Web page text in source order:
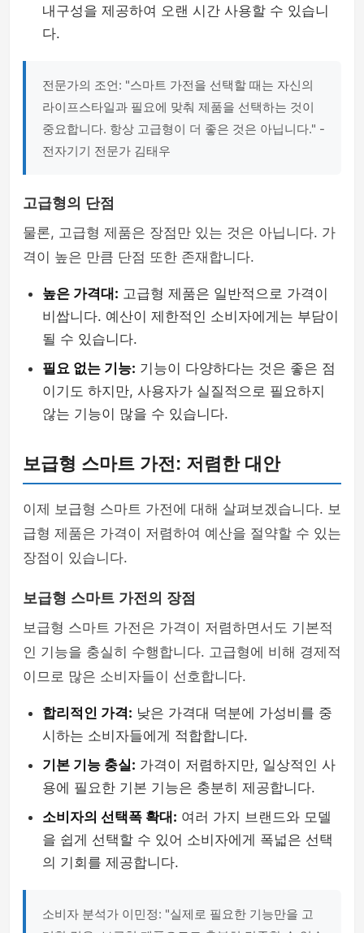
내구성을 제공하여 오랜 시간 사용할 수 있습니
다.
전문가의 조언: "스마트 가전을 선택할 때는 자신의
라이프스타일과 필요에 맞춰 제품을 선택하는 것이
중요합니다. 항상 고급형이 더 좋은 것은 아닙니다." -
전자기기 전문가 김태우
고급형의 단점
물론, 고급형 제품은 장점만 있는 것은 아닙니다. 가
격이 높은 만큼 단점 또한 존재합니다.
높은 가격대: 고급형 제품은 일반적으로 가격이
비쌉니다. 예산이 제한적인 소비자에게는 부담이
될 수 있습니다.
필요 없는 기능: 기능이 다양하다는 것은 좋은 점
이기도 하지만, 사용자가 실질적으로 필요하지
않는 기능이 많을 수 있습니다.
보급형 스마트 가전: 저렴한 대안
이제 보급형 스마트 가전에 대해 살펴보겠습니다. 보
급형 제품은 가격이 저렴하여 예산을 절약할 수 있는
장점이 있습니다.
보급형 스마트 가전의 장점
보급형 스마트 가전은 가격이 저렴하면서도 기본적
인 기능을 충실히 수행합니다. 고급형에 비해 경제적
이므로 많은 소비자들이 선호합니다.
합리적인 가격: 낮은 가격대 덕분에 가성비를 중
시하는 소비자들에게 적합합니다.
기본 기능 충실: 가격이 저렴하지만, 일상적인 사
용에 필요한 기본 기능은 충분히 제공합니다.
소비자의 선택폭 확대: 여러 가지 브랜드와 모델
을 쉽게 선택할 수 있어 소비자에게 폭넓은 선택
의 기회를 제공합니다.
소비자 분석가 이민정: "실제로 필요한 기능만을 고